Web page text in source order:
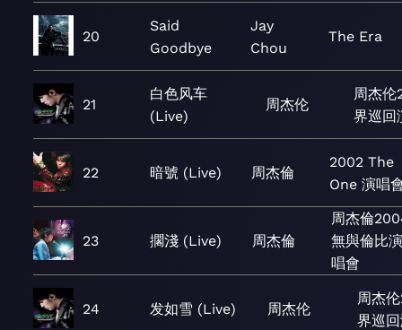
20
Said
Goodbye
Jay
Chou
The Era
21
白色风车
(Live)
周杰伦
周杰
界巡回
22 暗號 (Live) 周杰倫
2002 The
One 演唱
23 擱淺 (Live) 周杰倫
周杰倫
無與倫比演
唱會
24 发如雪 (Live) 周杰伦
周杰
界巡